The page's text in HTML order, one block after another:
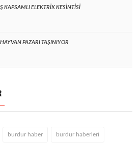
KAPSAMLI ELEKTRİK KESİNTİSİ
PAZARI TAŞINIYOR
burdur haber burdur haberleri